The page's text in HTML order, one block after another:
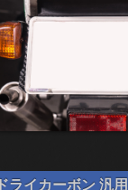
ドライカーボン 汎